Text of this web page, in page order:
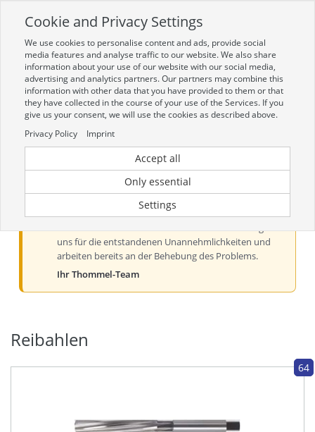
Zur mobilen Kompaktversion (Login erforderlich)
Toggle
navigation
Aktueller Hinweis zur Preis- und
Verfügbarkeitsanzeige
Liebe Kundinnen und Kunden, derzeit kann es bei der
Preis- und Verfügbarkeitsanzeige aus technischen
uns für die entstandenen Unannehmlichkeiten und
arbeiten bereits an der Behebung des Problems.
Ihr Thommel-Team
Reibahlen
64
Cookie and Privacy Settings
We use cookies to personalise content and ads, provide social
media features and analyse traffic to our website. We also share
information about your use of our website with our social media,
advertising and analytics partners. Our partners may combine this
information with other data that you have provided to them or that
they have collected in the course of your use of the Services. If you
give us your consent, we will use the cookies as described above.
Privacy Policy
Imprint
Accept all
Only essential
Settings